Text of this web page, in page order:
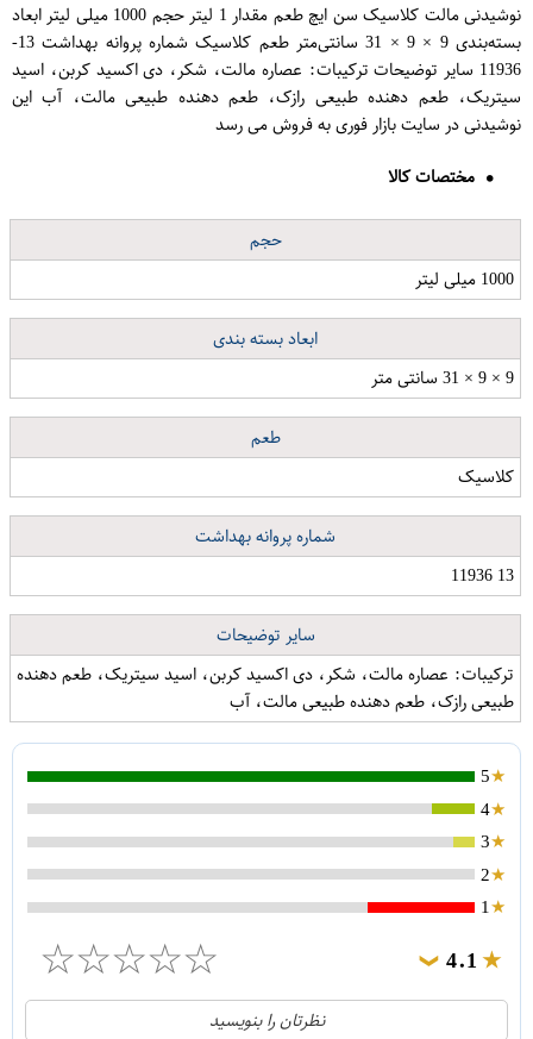
نوشیدنی مالت کلاسیک سن ایچ طعم مقدار 1 لیتر حجم 1000 میلی لیتر ابعاد
بسته‌بندی 9 × 9 × 31 سانتی‌متر طعم کلاسیک شماره پروانه بهداشت 13-
11936 سایر توضیحات ترکیبات: عصاره مالت، شکر، دی اکسید کربن، اسید
سیتریک، طعم دهنده طبیعی رازک، طعم دهنده طبیعی مالت، آب این
نوشیدنی در سایت بازار فوری به فروش می رسد
مختصات کالا
حجم
1000 میلی لیتر
ابعاد بسته بندی
9 × 9 × 31 سانتی متر
طعم
کلاسیک
شماره پروانه بهداشت
13 11936
سایر توضیحات
ترکیبات: عصاره مالت، شکر، دی اکسید کربن، اسید سیتریک، طعم دهنده
طبیعی رازک، طعم دهنده طبیعی مالت، آب
5
4
3
2
1
4.1
❯
☆
☆
☆
☆
☆
21
نظرتان را بنویسید